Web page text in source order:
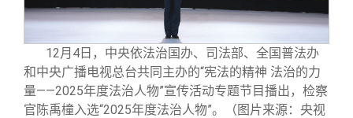
终身学习
信息化服务
总会简介
关闭
12月4日，中央依法治国办、司法部、全国普法办
和中央广播电视总台共同主办的“宪法的精神 法治的力
量——2025年度法治人物”宣传活动专题节目播出，检察
官陈禹橦入选“2025年度法治人物”。（图片来源：央视